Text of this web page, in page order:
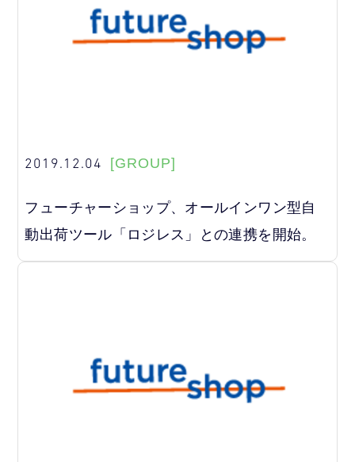
2019.12.04 [GROUP]
フューチャーショップ、オールインワン型自
動出荷ツール「ロジレス」との連携を開始。